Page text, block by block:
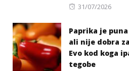
Posted
31/07/2026
Paprika je
ali nije dobra
Evo kod koga
tegobe